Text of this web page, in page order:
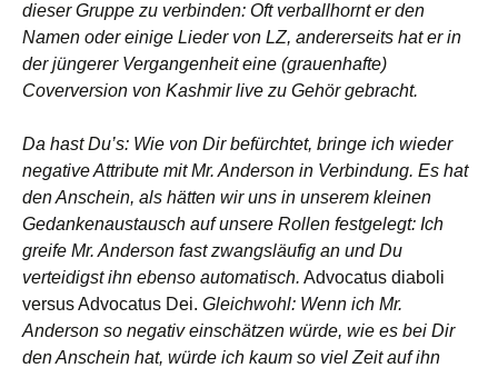
dieser Gruppe zu verbinden: Oft verballhornt er den
Namen oder einige Lieder von LZ, andererseits hat er in
der jüngerer Vergangenheit eine (grauenhafte)
Coverversion von Kashmir live zu Gehör gebracht.
Da hast Du’s: Wie von Dir befürchtet, bringe ich wieder
negative Attribute mit Mr. Anderson in Verbindung. Es hat
den Anschein, als hätten wir uns in unserem kleinen
Gedankenaustausch auf unsere Rollen festgelegt: Ich
greife Mr. Anderson fast zwangsläufig an und Du
verteidigst ihn ebenso automatisch. Advocatus diaboli
versus Advocatus Dei. Gleichwohl: Wenn ich Mr.
Anderson so negativ einschätzen würde, wie es bei Dir
den Anschein hat, würde ich kaum so viel Zeit auf ihn